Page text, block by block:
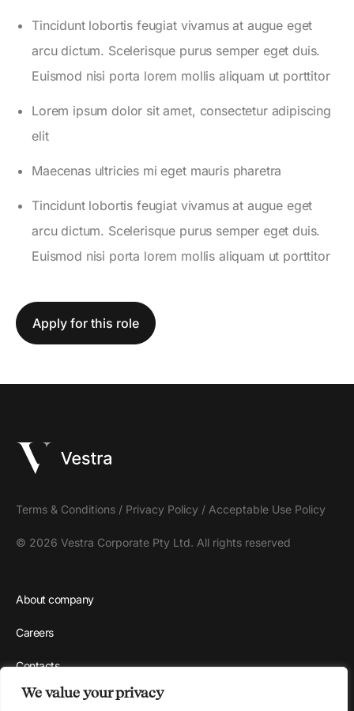
We value your privacy
Tincidunt lobortis feugiat vivamus at augue eget
arcu dictum. Scelerisque purus semper eget duis.
Euismod nisi porta lorem mollis aliquam ut porttitor
Lorem ipsum dolor sit amet, consectetur adipiscing
elit
Maecenas ultricies mi eget mauris pharetra
Tincidunt lobortis feugiat vivamus at augue eget
arcu dictum. Scelerisque purus semper eget duis.
Euismod nisi porta lorem mollis aliquam ut porttitor
Apply for this role
Terms & Conditions / Privacy Policy / Acceptable Use Policy
© 2026 Vestra Corporate Pty Ltd. All rights reserved
About company
Careers
Contacts